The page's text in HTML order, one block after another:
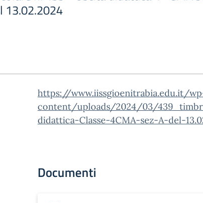
13.02.2024
https://www.iissgioenitrabia.edu.it/
content/uploads/2024/03/
didattica-Classe-4CMA-sez-A-del-
Documenti